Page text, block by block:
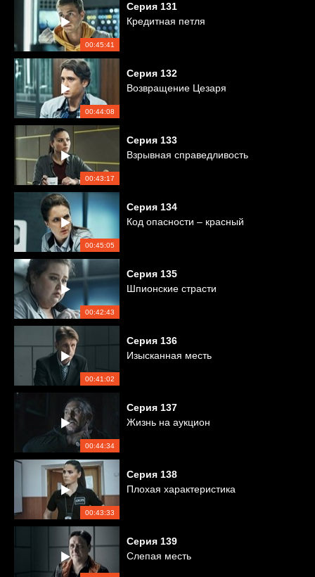
00:45:41
Серия 131
Кредитная петля
00:44:08
Серия 132
Возвращение Цезаря
00:43:17
Серия 133
Взрывная справедливость
00:45:05
Серия 134
Код опасности – красный
00:42:43
Серия 135
Шпионские страсти
00:41:02
Серия 136
Изысканная месть
00:44:34
Серия 137
Жизнь на аукцион
00:43:33
Серия 138
Плохая характеристика
Серия 139
Слепая месть